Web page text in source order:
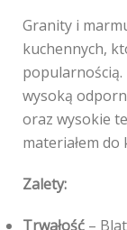
Granity i
kuchennych,
wysoką
oraz wysokie
materiałem do
Zalety:
Trwałość –